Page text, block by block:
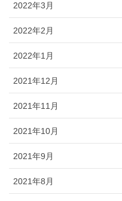
2022年3月
2022年2月
2022年1月
2021年12月
2021年11月
2021年10月
2021年9月
2021年8月